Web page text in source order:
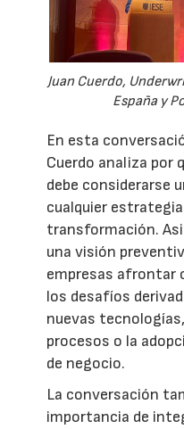
Juan Cuerdo,
España y
En esta
Cuerdo analiza por
debe considerarse
cualquier
transformación.
una visión
empresas afrontar
los desafíos
nuevas
procesos o la
de negocio.
La conversación
importancia de